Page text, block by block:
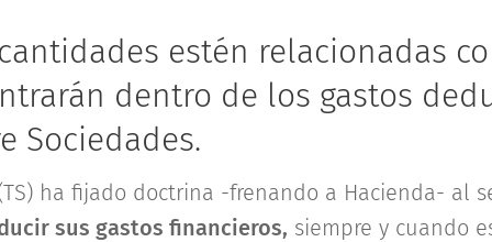
estén relacionadas
dentro de los gastos
Sociedades.
ha fijado doctrina -frenando a Hacienda- al
sus gastos financieros, siempre y cuando